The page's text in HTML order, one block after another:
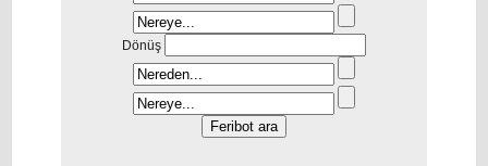
Dönüş